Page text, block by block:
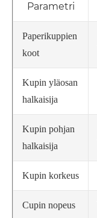
Parametri
Paperikuppien
koot
Kupin yläosan
halkaisija
Kupin pohjan
halkaisija
Kupin korkeus
Cupin nopeus